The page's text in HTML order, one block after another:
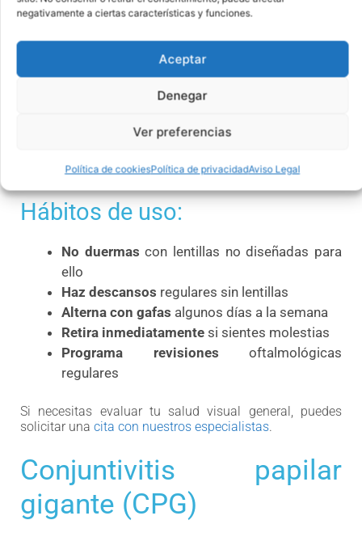
negativamente a ciertas características y funciones.
Aceptar
Denegar
Ver preferencias
Política de cookiesPolítica de privacidadAviso Legal
Higiene y mantenimiento:
Lávate las manosmeticulosamente antes de
manipular las lentillas
Reemplaza el estuche
Respeta los tiemposde reemplazo
Evita el agua del grifopara limpiar lentillas
Hábitos de uso:
No duermas con lentillas no diseñadas para
ello
Haz descansos regulares sin lentillas
Alterna con gafas algunos días a la semana
Retira inmediatamente si sientes molestias
Programa revisiones oftalmológicas
regulares
Si necesitas evaluar tu salud visual general, puedes
solicitar una cita con nuestros especialistas.
Conjuntivitis papilar
gigante (CPG)